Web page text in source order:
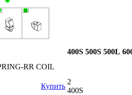
400S 500S 500L
RR COIL
Купить
2
400S